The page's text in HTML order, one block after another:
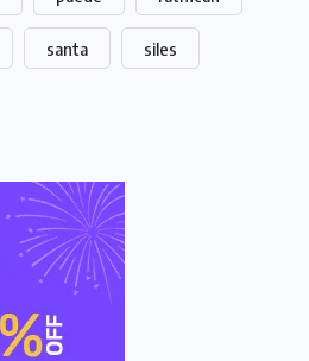
santa siles